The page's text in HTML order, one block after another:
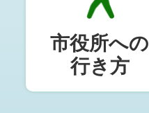
市役所への
行き方